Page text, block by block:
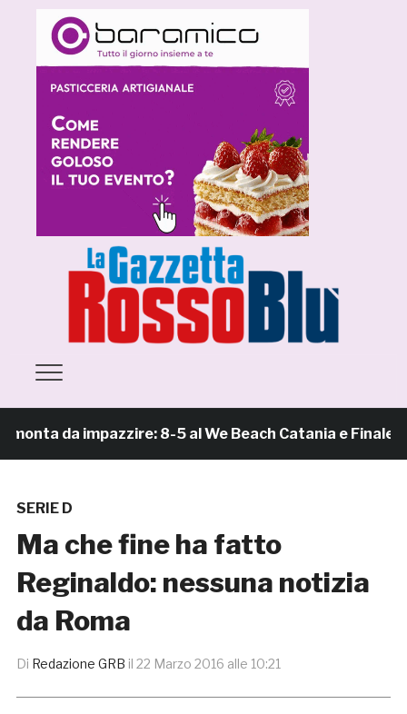
da impazzire: 8-5 al We Beach Catania e Finale
SERIE D
Ma che fine ha fatto
Reginaldo: nessuna notizia
da Roma
Di Redazione GRB il 22 Marzo 2016 alle 10:21